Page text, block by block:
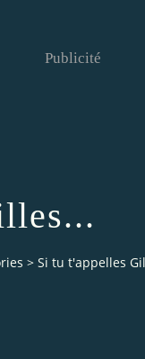
Publicité
> Si tu t'appelles